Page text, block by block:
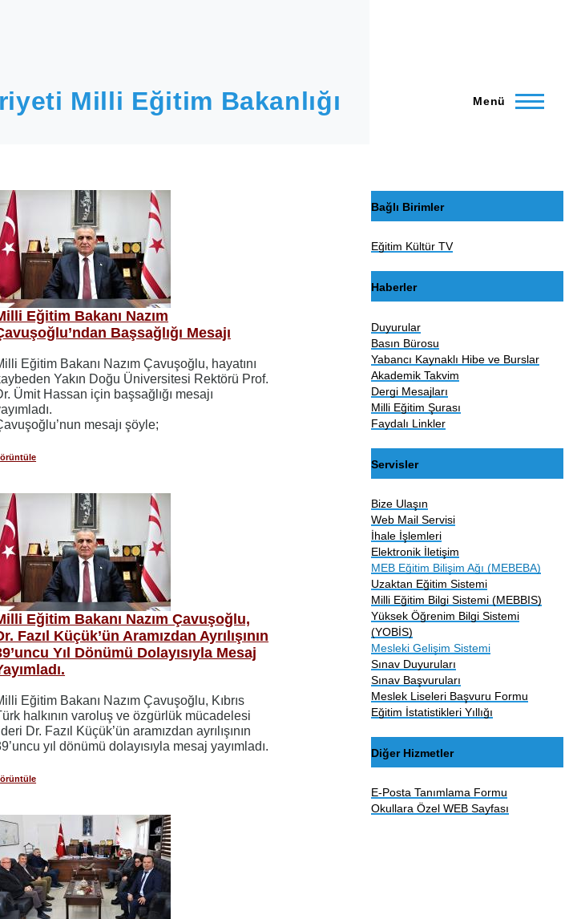
Milli Eğitim Bakanlığı Menü
Eğitim Bakanı Nazım
Başsağlığı Mesajı
Eğitim Bakanı Nazım Çavuşoğlu, hayatını
Yakın Doğu Üniversitesi Rektörü Prof.
Ümit Hassan için başsağlığı mesajı
mesajı şöyle;
Eğitim Bakanı Nazım Çavuşoğlu,
Fazıl Küçük’ün Aramızdan Ayrılışının
Yıl Dönümü Dolayısıyla Mesaj
Eğitim Bakanı Nazım Çavuşoğlu, Kıbrıs
halkının varoluş ve özgürlük mücadelesi
Dr. Fazıl Küçük’ün aramızdan ayrılışının
yıl dönümü dolayısıyla mesaj yayımladı.
Bağlı Birimler
Eğitim Kültür TV
Haberler
Duyurular
Basın Bürosu
Yabancı Kaynaklı Hibe ve Burslar
Akademik Takvim
Dergi Mesajları
Milli Eğitim Şurası
Faydalı Linkler
Servisler
Bize Ulaşın
Web Mail Servisi
İhale İşlemleri
Elektronik İletişim
MEB Eğitim Bilişim Ağı (MEBEBA)
Uzaktan Eğitim Sistemi
Milli Eğitim Bilgi Sistemi (MEBBIS)
Yüksek Öğrenim Bilgi Sistemi
(YOBİS)
Mesleki Gelişim Sistemi
Sınav Duyuruları
Sınav Başvuruları
Meslek Liseleri Başvuru Formu
Eğitim İstatistikleri Yıllığı
Diğer Hizmetler
E-Posta Tanımlama Formu
Okullara Özel WEB Sayfası